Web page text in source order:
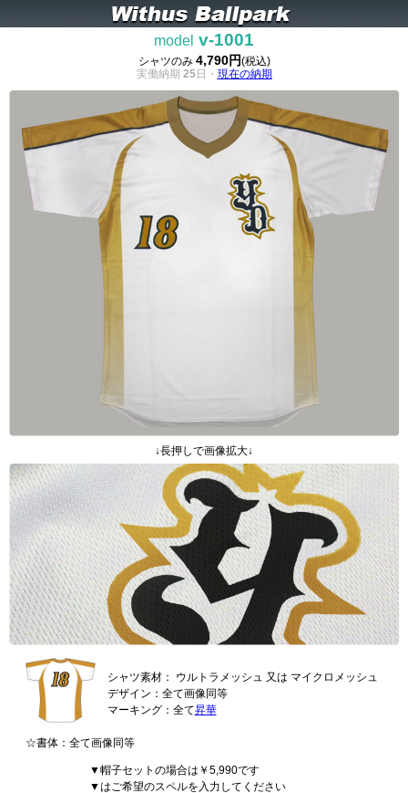
model v-1001
シャツのみ 4,790円(税込)
実働納期 25日・ 現在の納期
↓長押しで画像拡大↓
シャツ素材： ウルトラメッシュ 又は マイクロメッシュ
デザイン：全て画像同等
マーキング：全て昇華
☆書体：全て画像同等
▼帽子セットの場合は￥5,990です
▼はご希望のスペルを入力してください